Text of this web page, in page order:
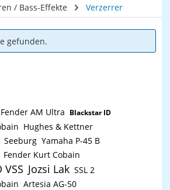
/ Bass-Effekte Verzerrer
gefunden.
Fender AM Ultra Blackstar ID
Hughes & Kettner
Seeburg Yamaha P-45 B
Fender Kurt Cobain
VSS Jozsi Lak SSL 2
Artesia AG-50